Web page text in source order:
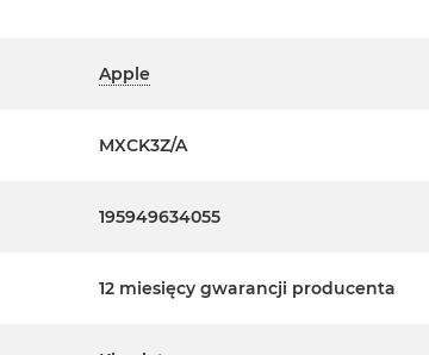
Apple
MXCK3Z/A
195949634055
12 miesięcy gwarancji producenta